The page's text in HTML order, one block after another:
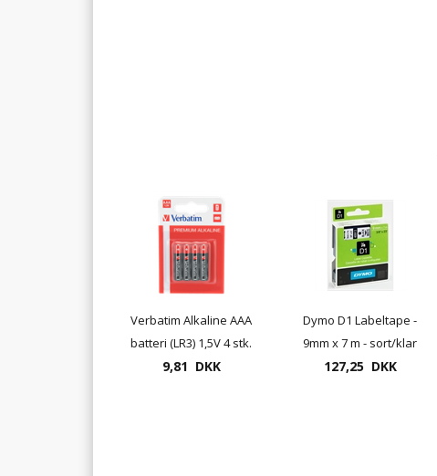
Verbatim Alkaline AAA
batteri (LR3) 1,5V 4 stk.
pr. pakke
9,81 DKK
Dymo D1 Labeltape -
9mm x 7 m - sort/klar
el. sort/hvid
127,25 DKK